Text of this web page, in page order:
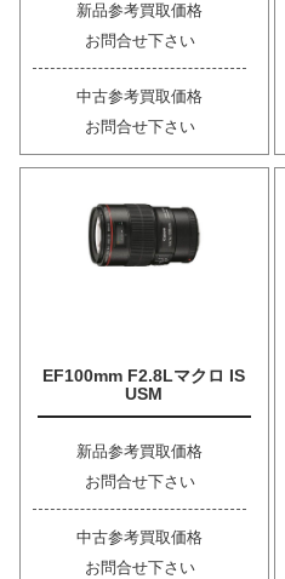
新品参考買取価格
お問合せ下さい
中古参考買取価格
お問合せ下さい
EF100mm F2.8Lマクロ IS
USM
新品参考買取価格
お問合せ下さい
中古参考買取価格
お問合せ下さい